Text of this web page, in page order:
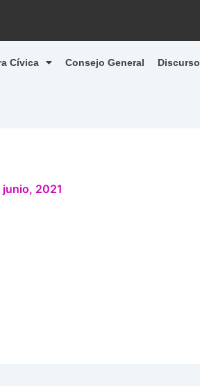
Cívica Consejo General
junio, 2021